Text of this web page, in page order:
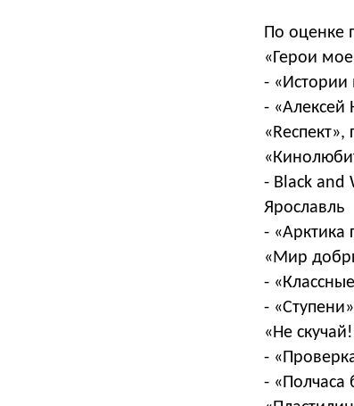
По оценке
«Герои
- «Истории
- «Алексей
- Black and
Ярославль
- «Арктика
«Мир
-
-
«Не
-
- «Полчаса